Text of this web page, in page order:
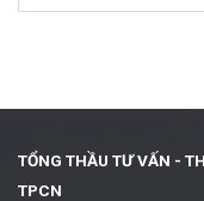
TỔNG THẦU TƯ VẤN -
TPCN